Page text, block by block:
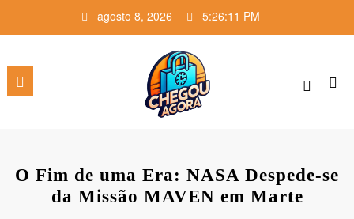
o
agosto 8, 2026 5:26:12 PM
O Fim de uma Era: NASA Despede-se
da Missão MAVEN em Marte